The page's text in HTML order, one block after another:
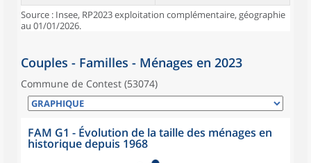
Source : Insee, RP2023 exploitation complémentaire, géographie
au 01/01/2026.
Couples - Familles - Ménages en 2023
Commune de Contest (53074)
FAM G1 - Évolution de la taille des ménages en
historique depuis 1968